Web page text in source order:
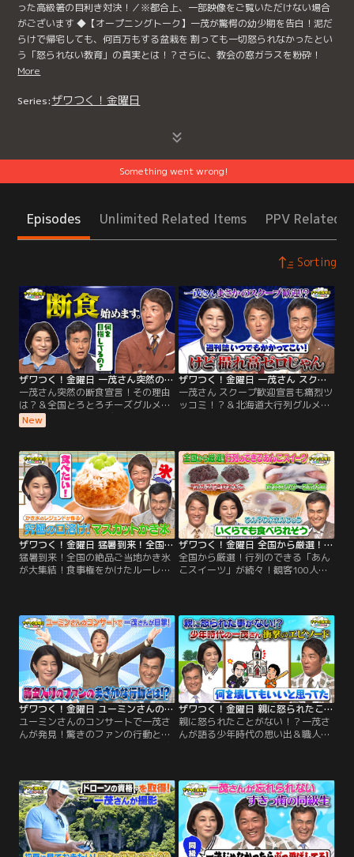
った高級箸の目利き対決！／※都合上、一部映像をご覧いただけない場合
がございます ◆【オープニングトーク】一茂が驚愕の幼少期を告白！泥だ
らけで帰宅しても、何百万もする盆栽を 割っても一切怒られなかったとい
う「怒られない教育」の真実とは！？さらに、教会の窓ガラスを粉砕！
More
Series:ザワつく！金曜日
Something went wrong!
Episodes Unlimited Related Items PPV Related
Sorting
ザワつく！金曜日 一茂さん突然の断食宣言！その理由は？＆全国とろとろチーズグルメをかけてダーツ対決再び！（2026/07/31放送分）
一茂さん突然の断食宣言！その理由
は？＆全国とろとろチーズグルメを
かけてダーツ対決再び！／※都合
上、一部映像をご覧いただけない場
今回は、丸鶏を10時間煮込んだ究極
の薬膳鍋が登場！その絶品グルメを
前に、なんと一茂が、健康のため
に“ある過酷な決断”をしたことを告
白！
New
ザワつく！金曜日 一茂さん スクープ歓迎宣言も痛烈ツッコミ！？＆北海道大行列グルメをかけてダーツ対決（2026/07/24放送分）
一茂さん スクープ歓迎宣言も痛烈ツ
ッコミ！？＆北海道大行列グルメを
わりクイズ】 精密部品メーカーが15
年の歳月をかけて生み出した“ある
モノ”や、 希少な素材を使い、数万
本に1本の品質を追求する“ある道
具”の製造工程で クイズを出題！
ザワつく！金曜日 猛暑到来！全国の絶品ご当地かき氷が大集結！食事権をかけたルーレットで大盛り上がり（2026/07/17放送分）
猛暑到来！全国の絶品ご当地かき氷
が大集結！食事権をかけたルーレッ
謎】 最近の支払い事情をテーマにザ
ワつくトリオが語り合う！ちさ子が
「Vポイント」を活用し始めたとい
う話題から、一茂の意外な私生活が
発覚。 クレジットカード派を自称す
る一茂だったが…。
ザワつく！金曜日 全国から厳選！行列のできる「あんこスイーツ」が続々！観客100人が食べたいのはどれ？（2026/07/10放送分）
全国から厳選！行列のできる「あん
こスイーツ」が続々！観客100人が
ちさ子は、アメリカの高校に留学し
ていた長男の卒業式にまつわるエピ
ソードを披露！まさかのアメリカ流
の驚きのマッチングシステムにスタ
ジオも騒然！
ザワつく！金曜日 ユーミンさんのコンサートで一茂さんが発見！驚きのファンの行動とは？＆ソフトクリームVSプリンで究極の2択（2026/07/03放送分）
ユーミンさんのコンサートで一茂さ
んが発見！驚きのファンの行動と
◆【オープニングトーク】ちさ子が
ハワイで鑑賞した「シルク・ドゥ・
ソレイユ」の魅力を熱弁！臨場感あ
ふれるパフォーマンスに感動したと
明かした。
ザワつく！金曜日 親に怒られたことがない！？一茂さんが語る少年時代の思い出＆職人が作った高級箸の目利き対決！（2026/06/26放送分）
親に怒られたことがない！？一茂さ
んが語る少年時代の思い出＆職人が
トーク】一茂が驚愕の幼少期を告
白！泥だらけで帰宅しても、何百万
もする盆栽を 割っても一切怒られな
かったという「怒られない教育」の
真実とは！？さらに、教会の窓ガラ
スを粉砕！